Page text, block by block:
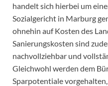
handelt sich hierbei um
Sozialgericht in Marburg
ohnehin auf Kosten des
Sanierungskosten sind
nachvollziehbar und
Gleichwohl werden dem
Sparpotentiale